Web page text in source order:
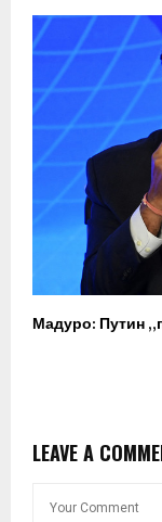
Мадуро: Путин
LEAVE A